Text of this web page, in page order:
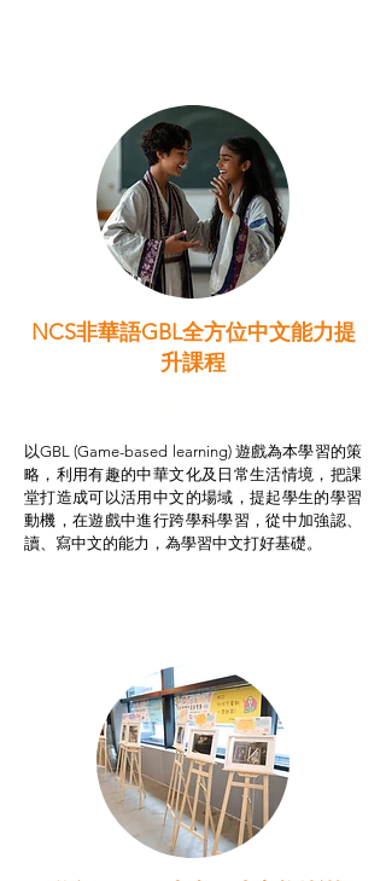
NCS非華語GBL全方位中文能力提
升課程
以GBL (Game-based learning) 遊戲為本學習的策
略，利用有趣的中華文化及日常生活情境，把課
堂打造成可以活用中文的場域，提起學生的學習
動機，在遊戲中進行跨學科學習，從中加強認、
讀、寫中文的能力，為學習中文打好基礎。